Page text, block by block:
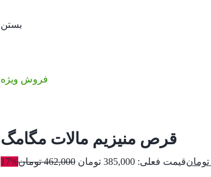
بستن
فروش ویژه
قرص منیزیم مالات مگامگ
17% 462,000 تومان تومان